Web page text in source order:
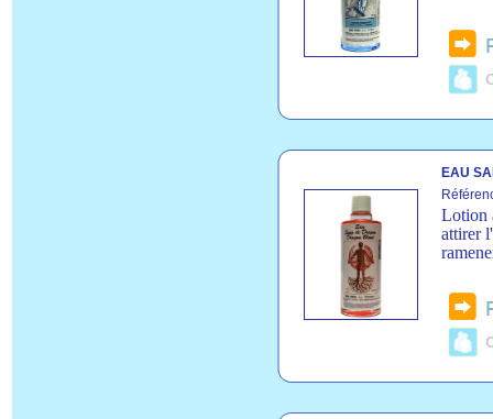
EAU
Lotion
attirer